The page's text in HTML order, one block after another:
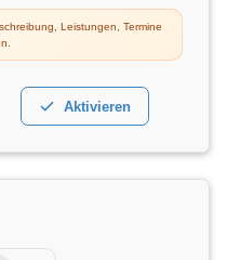
Leistungen, Termine
Aktivieren